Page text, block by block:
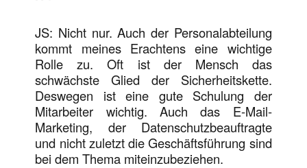
JS: Nicht nur. Auch der Personalabteilung
kommt meines Erachtens eine wichtige
Rolle zu. Oft ist der Mensch das
schwächste Glied der Sicherheitskette.
Deswegen ist eine gute Schulung der
Mitarbeiter wichtig. Auch das E-Mail-
Marketing, der Datenschutzbeauftragte
und nicht zuletzt die Geschäftsführung sind
bei dem Thema miteinzubeziehen.